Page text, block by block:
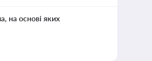
на основі яких